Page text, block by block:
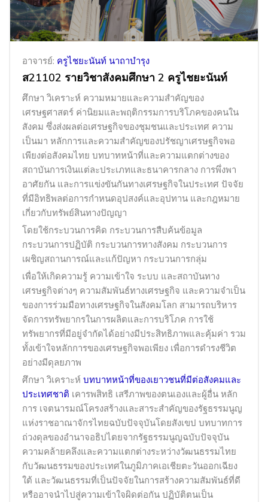
อาจารย์: ครูไชยะนันท์ นาถาบำรุง
ส21102 รายวิชาสังคมศึกษา 2 ครูไชยะนันท์
ศึกษา วิเคราะห์ ความหมายและความสำคัญของ
เศรษฐศาสตร์ ค่านิยมและพฤติกรรมการบริโภคของคนใน
สังคม ซึ่งส่งผลต่อเศรษฐกิจของชุมชนและประเทศ ความ
เป็นมา หลักการและความสำคัญของปรัชญาเศรษฐกิจพอ
เพียงต่อสังคมไทย บทบาทหน้าที่และความแตกต่างของ
สถาบันการเงินแต่ละประเภทและธนาคารกลาง การพึ่งพา
อาศัยกัน และการแข่งขันกันทางเศรษฐกิจในประเทศ ปัจจัย
ที่มีอิทธิพลต่อการกำหนดอุปสงค์และอุปทาน และกฎหมาย
เกี่ยวกับทรัพย์สินทางปัญญา
โดยใช้กระบวนการคิด กระบวนการสืบค้นข้อมูล
กระบวนการปฏิบัติ กระบวนการทางสังคม กระบวนการ
เผชิญสถานการณ์และแก้ปัญหา กระบวนการกลุ่ม
เพื่อให้เกิดความรู้ ความเข้าใจ ระบบ และสถาบันทาง
เศรษฐกิจต่างๆ ความสัมพันธ์ทางเศรษฐกิจ และความจำเป็น
ของการร่วมมือทางเศรษฐกิจในสังคมโลก สามารถบริหาร
จัดการทรัพยากรในการผลิตและการบริโภค การใช้
ทรัพยากรที่มีอยู่จำกัดได้อย่างมีประสิทธิภาพและคุ้มค่า รวม
ทั้งเข้าใจหลักการของเศรษฐกิจพอเพียง เพื่อการดำรงชีวิต
อย่างมีดุลยภาพ
ศึกษา วิเคราะห์ บทบาทหน้าที่ของเยาวชนที่มีต่อสังคมและ
ประเทศชาติ เคารพสิทธิ เสรีภาพของตนเองและผู้อื่น หลัก
การ เจตนารมณ์โครงสร้างและสาระสำคัญของรัฐธรรมนูญ
แห่งราชอาณาจักรไทยฉบับปัจจุบันโดยสังเขป บทบาทการ
ถ่วงดุลของอำนาจอธิปไตยจากรัฐธรรมนูญฉบับปัจจุบัน
ความคล้ายคลึงและความแตกต่างระหว่างวัฒนธรรมไทย
กับวัฒนธรรมของประเทศในภูมิภาคเอเชียตะวันออกเฉียง
ใต้ และวัฒนธรรมที่เป็นปัจจัยในการสร้างความสัมพันธ์ที่ดี
หรืออาจนำไปสู่ความเข้าใจผิดต่อกัน ปฏิบัติตนเป็น